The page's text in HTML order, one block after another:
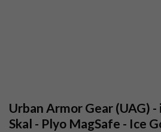
Urban Armor Gear (UAG) -
Skal - Plyo MagSafe - Ice